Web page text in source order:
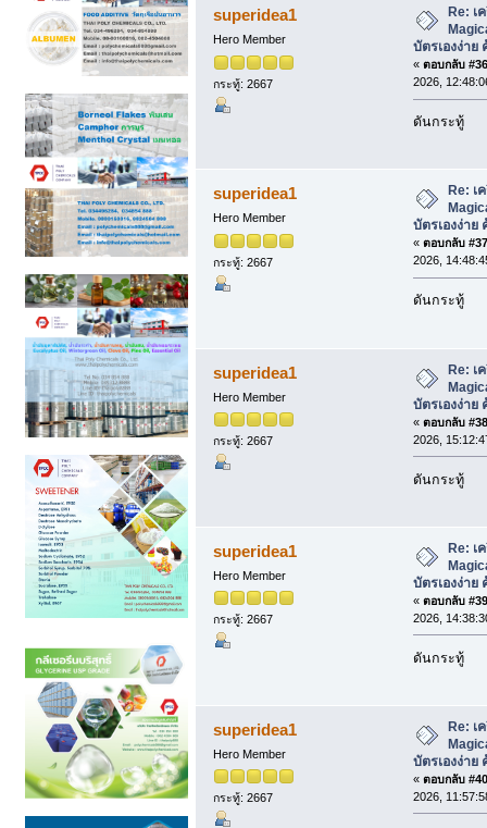
superidea1
Hero Member
กระทู้: 2667
Re: เ
บัตรเองง่าย
« ตอบกลับ
2026,
ดันกระทู้
superidea1
Hero Member
กระทู้: 2667
Re: เ
บัตรเองง่าย
« ตอบกลับ
2026,
ดันกระทู้
superidea1
Hero Member
กระทู้: 2667
Re: เ
บัตรเองง่าย
« ตอบกลับ
2026,
ดันกระทู้
superidea1
Hero Member
กระทู้: 2667
Re: เ
บัตรเองง่าย
« ตอบกลับ
2026,
ดันกระทู้
superidea1
Hero Member
กระทู้: 2667
Re: เ
บัตรเองง่าย
« ตอบกลับ
2026,